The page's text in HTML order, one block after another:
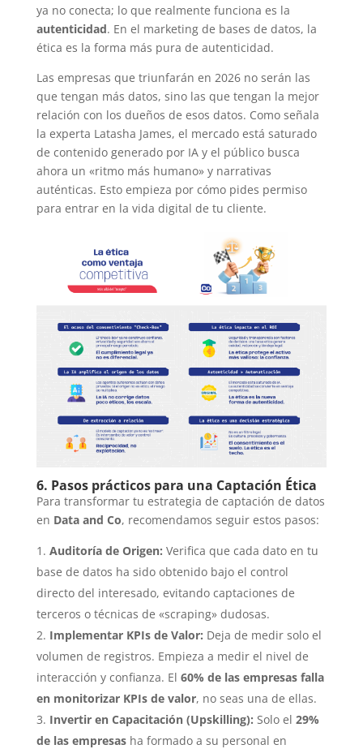
ya no conecta; lo que realmente funciona es la
autenticidad. En el marketing de bases de datos, la
ética es la forma más pura de autenticidad.
Las empresas que triunfarán en 2026 no serán las
que tengan más datos, sino las que tengan la mejor
relación con los dueños de esos datos. Como señala
la experta Latasha James, el mercado está saturado
de contenido generado por IA y el público busca
ahora un «ritmo más humano» y narrativas
auténticas. Esto empieza por cómo pides permiso
para entrar en la vida digital de tu cliente.
6. Pasos prácticos para una Captación Ética
Para transformar tu estrategia de captación de datos
en Data and Co, recomendamos seguir estos pasos:
Auditoría de Origen: Verifica que cada dato en tu
base de datos ha sido obtenido bajo el control
directo del interesado, evitando captaciones de
terceros o técnicas de «scraping» dudosas.
Implementar KPIs de Valor: Deja de medir solo el
volumen de registros. Empieza a medir el nivel de
interacción y confianza. El 60% de las empresas falla
en monitorizar KPIs de valor, no seas una de ellas.
Invertir en Capacitación (Upskilling): Solo el 29%
de las empresasha formado a su personal en